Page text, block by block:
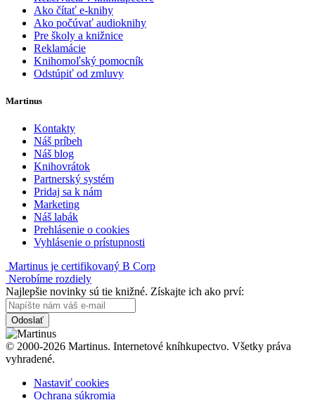
Ako čítať e-knihy
Ako počúvať audioknihy
Pre školy a knižnice
Reklamácie
Knihomoľský pomocník
Odstúpiť od zmluvy
Martinus
Kontakty
Náš príbeh
Náš blog
Knihovrátok
Partnerský systém
Pridaj sa k nám
Marketing
Náš labák
Prehlásenie o cookies
Vyhlásenie o prístupnosti
Martinus je certifikovaný B Corp
Nerobíme rozdiely
Najlepšie novinky sú tie knižné. Získajte ich ako prví:
Odoslať
© 2000-2026 Martinus. Internetové kníhkupectvo. Všetky práva
vyhradené.
Nastaviť cookies
Ochrana súkromia